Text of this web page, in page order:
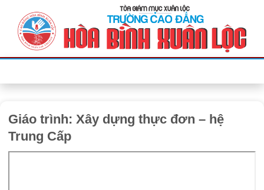
Giáo trình: Xây dựng thực đơn – hệ
Trung Cấp